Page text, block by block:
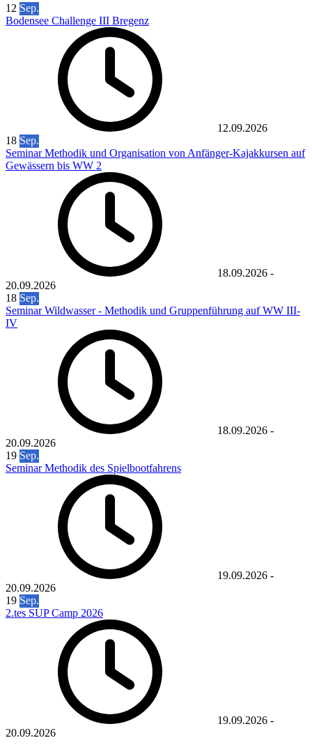
12 Sep.
Bodensee Challenge III Bregenz
12.09.2026
18 Sep.
Seminar Methodik und Organisation von Anfänger-Kajakkursen auf
Gewässern bis WW 2
18.09.2026 -
20.09.2026
18 Sep.
Seminar Wildwasser - Methodik und Gruppenführung auf WW III-
IV
18.09.2026 -
20.09.2026
19 Sep.
Seminar Methodik des Spielbootfahrens
19.09.2026 -
20.09.2026
19 Sep.
2.tes SUP Camp 2026
19.09.2026 -
20.09.2026